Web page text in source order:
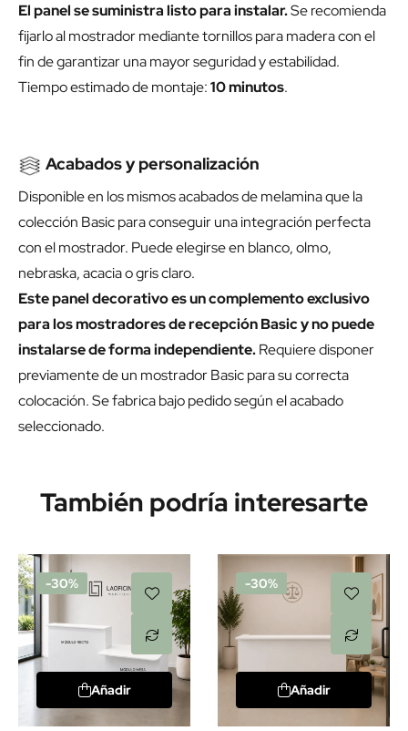
El panel se suministra listo para instalar.Se recomienda
fijarlo al mostrador mediante tornillos para madera con el
fin de garantizar una mayor seguridad y estabilidad.
Tiempo estimado de montaje:10 minutos.
Acabados y personalización
Disponible en los mismos acabados de melamina que la
colección Basic para conseguir una integración perfecta
con el mostrador. Puede elegirse en blanco, olmo,
nebraska, acacia o gris claro.
Este panel decorativo es un complemento exclusivo
para los mostradores de recepción Basic y no puede
instalarse de forma independiente.Requiere disponer
previamente de un mostrador Basic para su correcta
colocación. Se fabrica bajo pedido según el acabado
seleccionado.
También podría interesarte
-30%
Añadir
-30%
Añadir